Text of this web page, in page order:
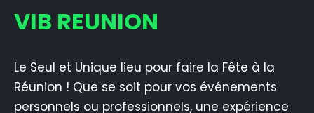
VIB REUNION
Le Seul et Unique lieu pour faire la Fête à la
Réunion ! Que se soit pour vos événements
personnels ou professionnels, une expérience